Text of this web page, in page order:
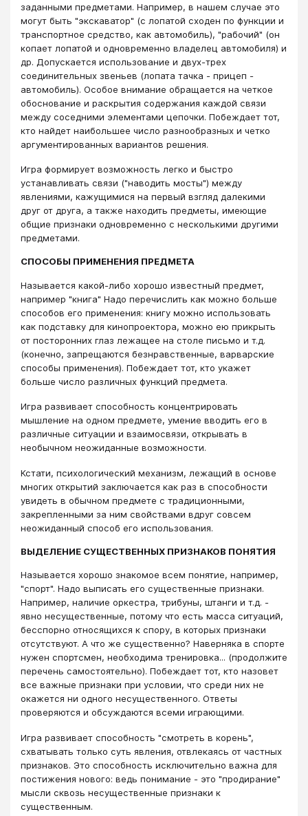
заданными предметами. Например, в нашем случае это
могут быть "экскаватор" (с лопатой сходен по функции и
транспортное средство, как автомобиль), "рабочий" (он
копает лопатой и одновременно владелец автомобиля) и
др. Допускается использование и двух-трех
соединительных звеньев (лопата тачка - прицеп -
автомобиль). Особое внимание обращается на четкое
обоснование и раскрытия содержания каждой связи
между соседними элементами цепочки. Побеждает тот,
кто найдет наибольшее число разнообразных и четко
аргументированных вариантов решения.
Игра формирует возможность легко и быстро
устанавливать связи ("наводить мосты") между
явлениями, кажущимися на первый взгляд далекими
друг от друга, а также находить предметы, имеющие
общие признаки одновременно с несколькими другими
предметами.
СПОСОБЫ ПРИМЕНЕНИЯ ПРЕДМЕТА
Называется какой-либо хорошо известный предмет,
например "книга" Надо перечислить как можно больше
способов его применения: книгу можно использовать
как подставку для кинопроектора, можно ею прикрыть
от посторонних глаз лежащее на столе письмо и т.д.
(конечно, запрещаются безнравственные, варварские
способы применения). Побеждает тот, кто укажет
больше число различных функций предмета.
Игра развивает способность концентрировать
мышление на одном предмете, умение вводить его в
различные ситуации и взаимосвязи, открывать в
необычном неожиданные возможности.
Кстати, психологический механизм, лежащий в основе
многих открытий заключается как раз в способности
увидеть в обычном предмете с традиционными,
закрепленными за ним свойствами вдруг совсем
неожиданный способ его использования.
ВЫДЕЛЕНИЕ СУЩЕСТВЕННЫХ ПРИЗНАКОВ ПОНЯТИЯ
Называется хорошо знакомое всем понятие, например,
"спорт". Надо выписать его существенные признаки.
Например, наличие оркестра, трибуны, штанги и т.д. -
явно несущественные, потому что есть масса ситуаций,
бесспорно относящихся к спору, в которых признаки
отсутствуют. А что же существенно? Наверняка в спорте
нужен спортсмен, необходима тренировка... (продолжите
перечень самостоятельно). Побеждает тот, кто назовет
все важные признаки при условии, что среди них не
окажется ни одного несущественного. Ответы
проверяются и обсуждаются всеми играющими.
Игра развивает способность "смотреть в корень",
схватывать только суть явления, отвлекаясь от частных
признаков. Это способность исключительно важна для
постижения нового: ведь понимание - это "продирание"
мысли сквозь несущественные признаки к
существенным.